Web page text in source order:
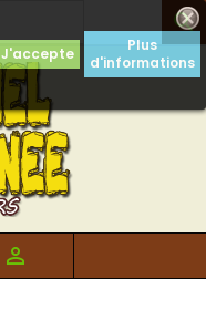

J'accepte
Plus
d'informations
